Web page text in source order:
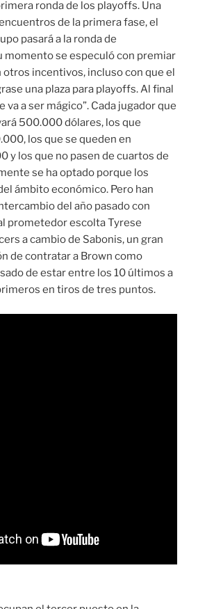
ronda de los playoffs. Una
de la primera fase, el
pasará a la ronda de
momento se especuló con premiar
otros incentivos, incluso con que el
una plaza para playoffs. Al final
va a ser mágico”. Cada jugador que
500.000 dólares, los que
los que se queden en
y los que no pasen de cuartos de
se ha optado porque los
ámbito económico. Pero han
del año pasado con
prometedor escolta Tyrese
a cambio de Sabonis, un gran
de contratar a Brown como
de estar entre los 10 últimos a
en tiros de tres puntos.